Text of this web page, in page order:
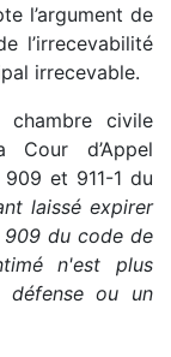
l’argument de
l’irrecevabilité
irrecevable.
civile
Cour d’Appel
et 911-1 du
laissé expirer
du code de
n'est plus
défense ou un